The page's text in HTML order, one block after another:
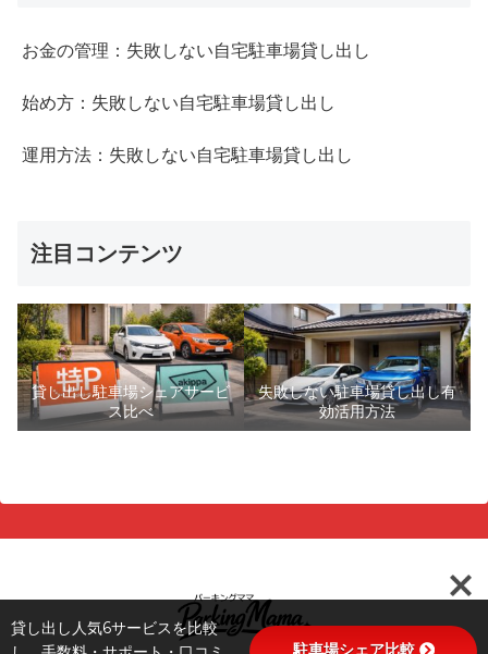
お金の管理：失敗しない自宅駐車場貸し出し
始め方：失敗しない自宅駐車場貸し出し
運用方法：失敗しない自宅駐車場貸し出し
注目コンテンツ
貸し出し駐車場シェアサービ
ス比べ
失敗しない駐車場貸し出し有
効活用方法
貸し出し人気6サービスを比較
駐車場シェア比較